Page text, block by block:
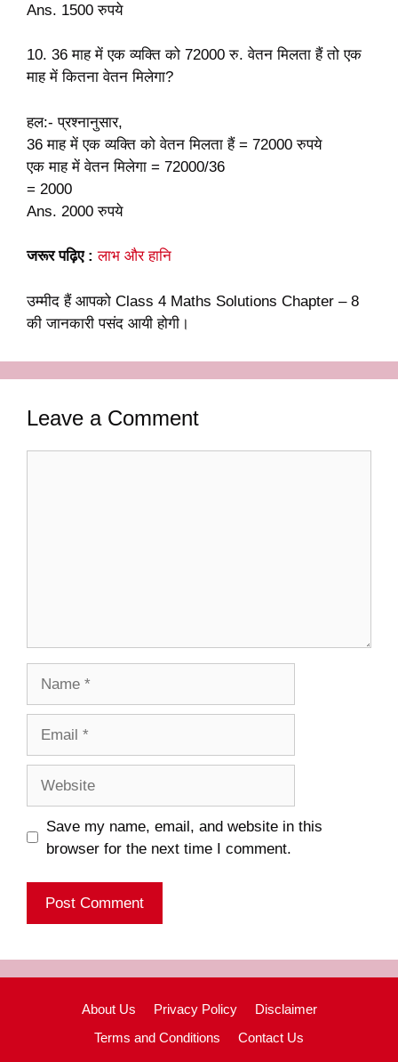
Ans. 1500 रुपये
10. 36 माह में एक व्यक्ति को 72000 रु. वेतन मिलता हैं तो एक
माह में कितना वेतन मिलेगा?
हल:- प्रश्नानुसार,
36 माह में एक व्यक्ति को वेतन मिलता हैं = 72000 रुपये
एक माह में वेतन मिलेगा = 72000/36
= 2000
Ans. 2000 रुपये
जरूर पढ़िए :लाभ और हानि
उम्मीद हैं आपको Class 4 Maths Solutions Chapter – 8
की जानकारी पसंद आयी होगी।
Leave a Comment
Save my name, email, and website in this
browser for the next time I comment.
About Us Privacy Policy
Disclaimer
Terms and Conditions
Contact Us